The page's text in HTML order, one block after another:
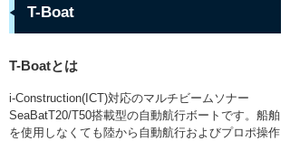
プロファイリングフロート・水中グライダ
ハイドロフォン
T-Boat
T-Boatとは
i-Construction(ICT)対応のマルチビームソナー
SeaBatT20/T50搭載型の自動航行ボートです。船舶
を使用しなくても陸から自動航行およびプロポ操作